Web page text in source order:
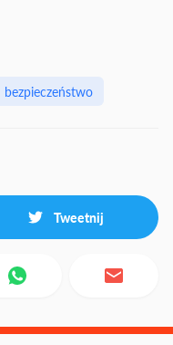
bezpieczeństwo
Tweetnij